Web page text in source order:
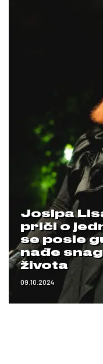
Josipa
priči o
se posle
nađe
života
09.10.2024